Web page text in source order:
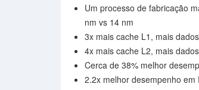
Um processo de fabricação
nm vs 14 nm
3x mais cache L1, mais
4x mais cache L2, mais
Cerca de 38% melhor
2.2x melhor desempenho